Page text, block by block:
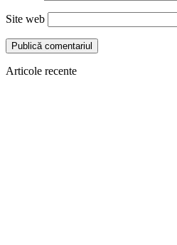
Site web
Articole recente